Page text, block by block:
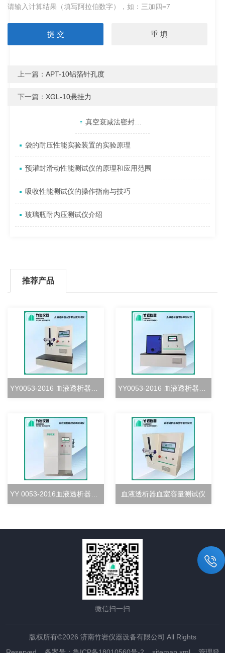
请输入计算结果（填写阿拉伯数字），如：三加四=7
上一篇：APT-10铝箔针孔度
下一篇：XGL-10悬挂力
相关文章 真空衰减法密封仪如何实现包装泄漏检测？
袋的耐压性能实验装置的实验原理
预灌封滑动性能测试仪的原理和应用范围
吸收性能测试仪的操作指南与技巧
玻璃瓶耐内压测试仪介绍
推荐产品
YY0053-2016 血液透析器血室密合度测试仪 YY0053-2016 血液透析器清除率测试仪
YY 0053-2016血液透析器超滤率测试仪 血液透析器血室容量测试仪
微信扫一扫
版权所有©2026 济南竹岩仪器设备有限公司 All Rights